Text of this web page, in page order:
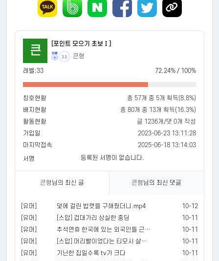
큰
[포인트 모으기 초보Ⅰ]
33 큰형
레벨:33 72.24% / 100%
칭호현황
총 57개 중 5개 획득(8.8%)
배지현황
총 80개 중 13개 획득(16.3%)
활동현황
글 1236개/댓 0개 작성
가입일
2023-06-23 13:11:28
마지막접속
2025-06-18 13:14:03
서명
등록된 서명이 없습니다.
큰형 님의 최신 글 큰형 님의 최신 댓글
[유머] 덫에 걸린 밥캣을 구해줬더니.mp4
10-12
[유머]
[스압] 겁대가리 상실한 중딩
10-11
[유머]
추석연휴 한국에 있는 외국인들 근황.mp4
10-11
[유머]
[스압] 머리빨이었다는 티모시 샬라메
10-11
[유머]
기닌한 집일수록 tv가 크다
10-11